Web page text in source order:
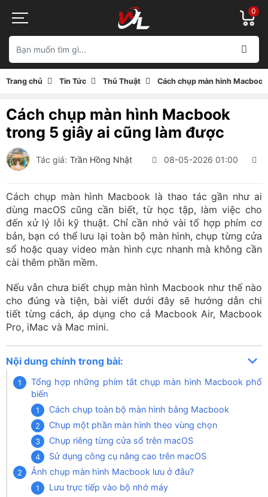
0
Trang chủ Tin Tức Thủ Thuật Cách chụp màn hình
Cách chụp màn hình Macbook
trong 5 giây ai cũng làm được
Tác giả: Trần Hồng Nhật 08-05-2026 01:00
Cách chụp màn hình Macbook là thao tác gần như ai
dùng macOS cũng cần biết, từ học tập, làm việc cho
đến xử lý lỗi kỹ thuật. Chỉ cần nhớ vài tổ hợp phím cơ
bản, bạn có thể lưu lại toàn bộ màn hình, chụp từng cửa
sổ hoặc quay video màn hình cực nhanh mà không cần
cài thêm phần mềm.
Nếu vẫn chưa biết chụp màn hình Macbook như thế nào
cho đúng và tiện, bài viết dưới đây sẽ hướng dẫn chi
tiết từng cách, áp dụng cho cả Macbook Air, Macbook
Pro, iMac và Mac mini.
Nội dung chính trong bài:
Tổng hợp những phím tắt chụp màn hình Macbook phổ
biến
Cách chụp toàn bộ màn hình bằng Macbook
Chụp một phần màn hình theo vùng chọn
Chụp riêng từng cửa sổ trên macOS
Sử dụng công cụ nâng cao trên macOS
Ảnh chụp màn hình Macbook lưu ở đâu?
Lưu trực tiếp vào bộ nhớ máy